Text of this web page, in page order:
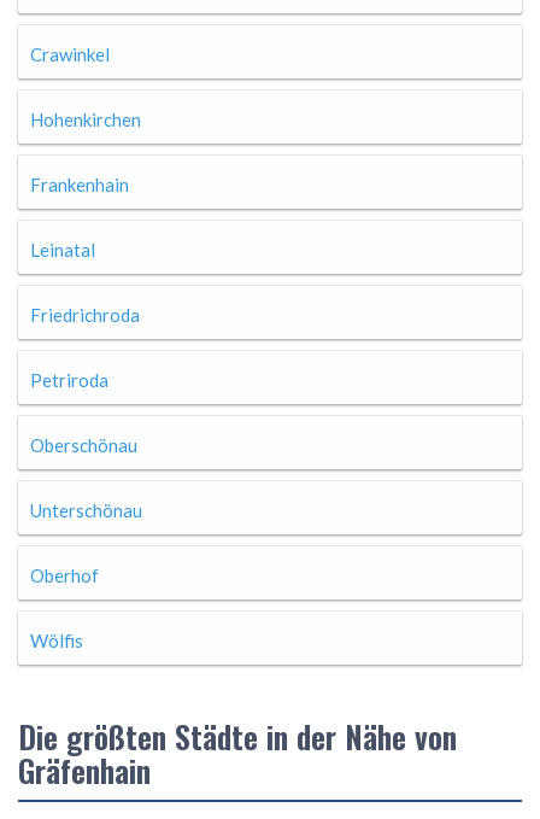
Crawinkel
Hohenkirchen
Frankenhain
Leinatal
Friedrichroda
Petriroda
Oberschönau
Unterschönau
Oberhof
Wölfis
Die größten Städte in der Nähe von
Gräfenhain